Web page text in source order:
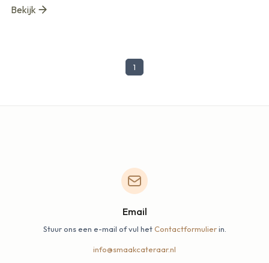
Bekijk
1
Email
Stuur ons een e-mail of vul hetContactformulierin.
info@smaakcateraar.nl